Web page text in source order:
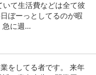
て生活費などは全て彼
ぼーっとしてるのが暇
急に週...
をしてる者です。 来年